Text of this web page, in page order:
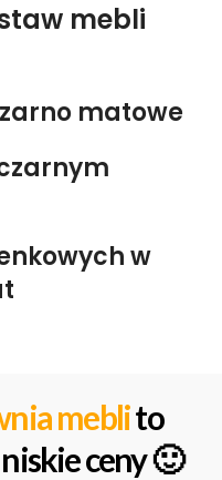
mebli
matowe
w
meblito
ceny 🙂